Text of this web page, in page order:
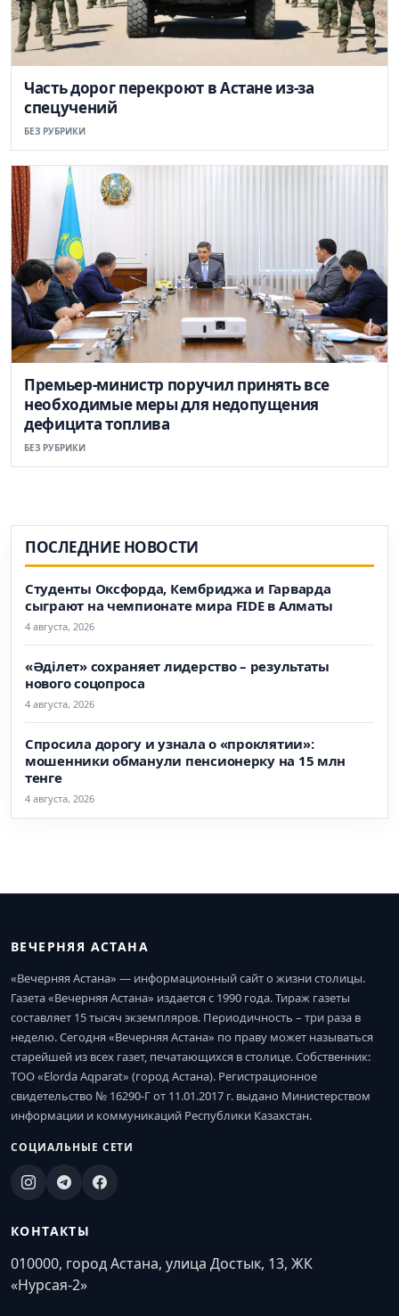
Часть дорог перекроют в Астане из-за
спецучений
БЕЗ РУБРИКИ
Премьер-министр поручил принять все
необходимые меры для недопущения
дефицита топлива
БЕЗ РУБРИКИ
ПОСЛЕДНИЕ НОВОСТИ
Студенты Оксфорда, Кембриджа и Гарварда
сыграют на чемпионате мира FIDE в Алматы
4 августа, 2026
«Әділет» сохраняет лидерство – результаты
нового соцопроса
4 августа, 2026
Спросила дорогу и узнала о «проклятии»:
мошенники обманули пенсионерку на 15 млн
тенге
4 августа, 2026
ВЕЧЕРНЯЯ АСТАНА
«Вечерняя Астана» — информационный сайт о жизни столицы.
Газета «Вечерняя Астана» издается с 1990 года. Тираж газеты
составляет 15 тысяч экземпляров. Периодичность – три раза в
неделю. Сегодня «Вечерняя Астана» по праву может называться
старейшей из всех газет, печатающихся в столице. Собственник:
ТОО «Elorda Aqparat» (город Астана). Регистрационное
свидетельство № 16290-Г от 11.01.2017 г. выдано Министерством
информации и коммуникаций Республики Казахстан.
СОЦИАЛЬНЫЕ СЕТИ
КОНТАКТЫ
010000, город Астана, улица Достык, 13, ЖК
«Нурсая-2»